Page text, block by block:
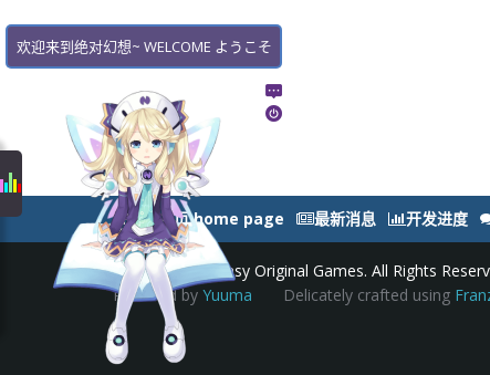
网站主页home page 最新消息 开发进度
©Absolute Fantasy Original Games. All Rights
Powered by Yuuma Delicately crafted using
欢迎来到绝对幻想~ WELCOME ようこそ